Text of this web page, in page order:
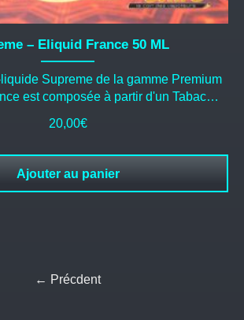
– Eliquid France 50 ML
Supreme de la gamme Premium
est composée à partir d'un Tabac…
20,00€
Ajouter au panier
← Précdent